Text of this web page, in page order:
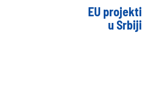
EU projekti
u Srbiji